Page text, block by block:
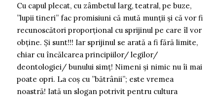
Cu capul plecat, cu zâmbetul larg, teatral, pe buze,
”lupii tineri” fac promisiuni că mută munții și că vor fi
recunoscători proporțional cu sprijinul pe care îl vor
obține. Și sunt!!! Iar sprijinul se arată a fi fără limite,
chiar cu încălcarea principiilor/ legilor/
deontologiei/ bunului simț! Nimeni și nimic nu îi mai
poate opri. La coș cu ”bătrânii”; este vremea
noastră! Iată un slogan potrivit pentru cultura